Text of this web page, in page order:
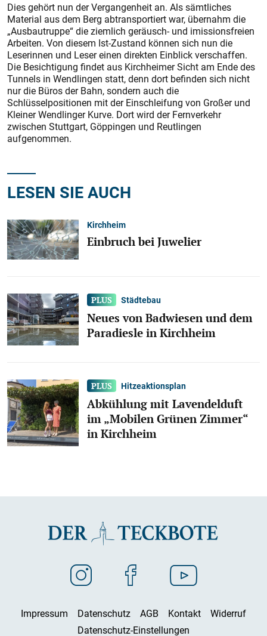
Dies gehört nun der Vergangenheit an. Als sämtliches
Material aus dem Berg abtransportiert war, übernahm die
„Ausbautruppe“ die ziemlich geräusch- und imissionsfreien
Arbeiten. Von diesem Ist-Zustand können sich nun die
Leserinnen und Leser einen direkten Einblick verschaffen.
Die Besichtigung findet aus Kirchheimer Sicht am Ende des
Tunnels in Wendlingen statt, denn dort befinden sich nicht
nur die Büros der Bahn, sondern auch die
Schlüsselpositionen mit der Einschleifung von Großer und
Kleiner Wendlinger Kurve. Dort wird der Fernverkehr
zwischen Stuttgart, Göppingen und Reutlingen
aufgenommen.
LESEN SIE AUCH
Kirchheim
Einbruch bei Juwelier
Städtebau
Neues von Badwiesen und dem
Paradiesle in Kirchheim
Hitzeaktionsplan
Abkühlung mit Lavendelduft
im „Mobilen Grünen Zimmer“
in Kirchheim
Impressum Datenschutz AGB Kontakt
Widerruf
Datenschutz-Einstellungen